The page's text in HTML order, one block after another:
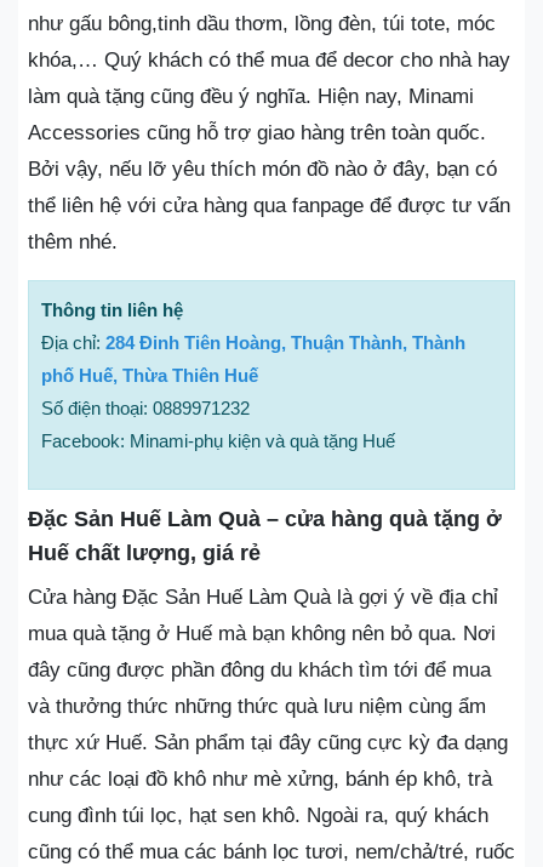
như gấu bông,tinh dầu thơm, lồng đèn, túi tote, móc
khóa,… Quý khách có thể mua để decor cho nhà hay
làm quà tặng cũng đều ý nghĩa. Hiện nay, Minami
Accessories cũng hỗ trợ giao hàng trên toàn quốc.
Bởi vậy, nếu lỡ yêu thích món đồ nào ở đây, bạn có
thể liên hệ với cửa hàng qua fanpage để được tư vấn
thêm nhé.
Thông tin liên hệ
Địa chỉ: 284 Đinh Tiên Hoàng, Thuận Thành, Thành
phố Huế, Thừa Thiên Huế
Số điện thoại: 0889971232
Facebook: Minami-phụ kiện và quà tặng Huế
Đặc Sản Huế Làm Quà – cửa hàng quà tặng ở
Huế chất lượng, giá rẻ
Cửa hàng Đặc Sản Huế Làm Quà là gợi ý về địa chỉ
mua quà tặng ở Huế mà bạn không nên bỏ qua. Nơi
đây cũng được phần đông du khách tìm tới để mua
và thưởng thức những thức quà lưu niệm cùng ẩm
thực xứ Huế. Sản phẩm tại đây cũng cực kỳ đa dạng
như các loại đồ khô như mè xửng, bánh ép khô, trà
cung đình túi lọc, hạt sen khô. Ngoài ra, quý khách
cũng có thể mua các bánh lọc tươi, nem/chả/tré, ruốc